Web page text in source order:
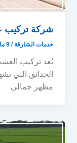
شركة تركيب
خدمات الشارقة /9 مايو، 2026
يُعد تركيب
الحدائق التي
مظهر جمالي